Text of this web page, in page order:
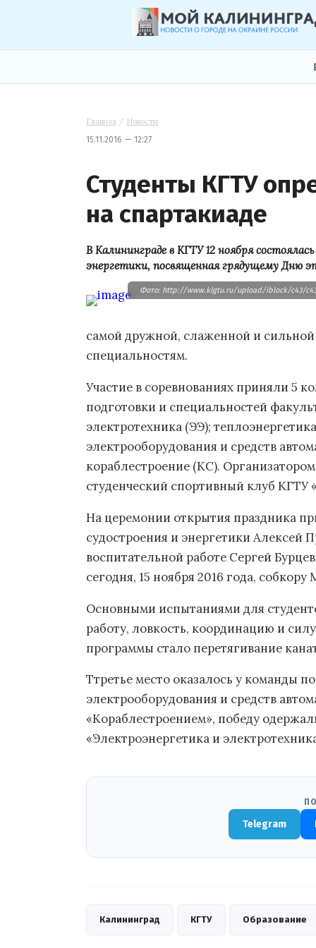
Главная / Новости
15.11.2016 — 12:27
Студенты КГТУ
на спартакиаде
В Калининграде в КГТУ 12 ноября
энергетики, посвященная грядущему Дню
Фото: http://www.klgtu.ru/upload/iblock/c43/
самой дружной, слаженной и
специальностям.
Участие в соревнованиях приняли 5
подготовки и специальностей
электротехника (ЭЭ);
электрооборудования и средств
кораблестроение (КС).
студенческий спортивный клуб КГТУ
На церемонии открытия праздника
судостроения и энергетики Алексей
воспитательной работе Сергей
сегодня, 15 ноября 2016 года,
Основными испытаниями для
работу, ловкость, координацию и
программы стало перетягивание
Ттретье место оказалось у команды
электрооборудования и средств
«Кораблестроением», победу
«Электроэнергетика и
Telegram
Калининград КГТУ Образование